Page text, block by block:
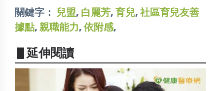
關鍵字： 兒盟, 白麗芳, 育兒, 社區育兒友善
據點, 親職能力, 依附感,
▋延伸閱讀